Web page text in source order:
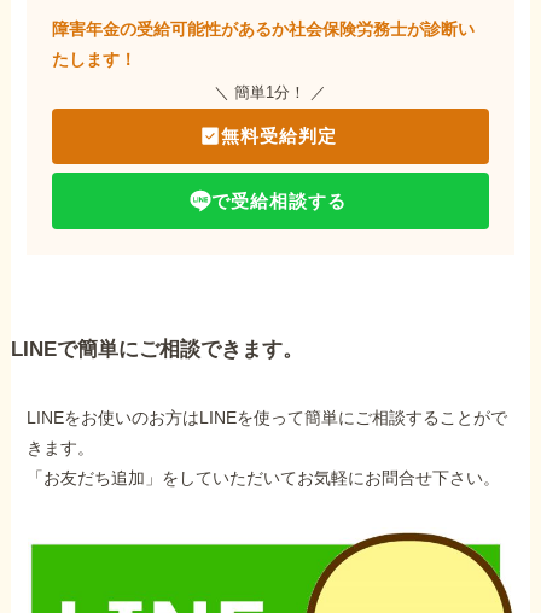
障害年金の受給可能性があるか社会保険労務士が診断い
たします！
＼ 簡単1分！ ／
無料受給判定
で受給相談する
LINEで簡単にご相談できます。
LINEをお使いのお方はLINEを使って簡単にご相談することがで
きます。
「お友だち追加」をしていただいてお気軽にお問合せ下さい。